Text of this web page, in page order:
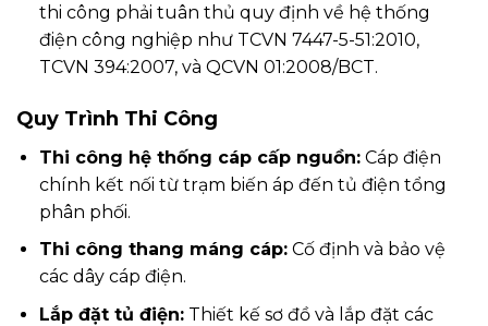
thi công phải tuân thủ quy định về hệ thống
điện công nghiệp như TCVN 7447-5-51:2010,
TCVN 394:2007, và QCVN 01:2008/BCT.
Quy Trình Thi Công
Thi công hệ thống cáp cấp nguồn:Cáp điện
chính kết nối từ trạm biến áp đến tủ điện tổng
phân phối.
Thi công thang máng cáp:Cố định và bảo vệ
các dây cáp điện.
Lắp đặt tủ điện:Thiết kế sơ đồ và lắp đặt các